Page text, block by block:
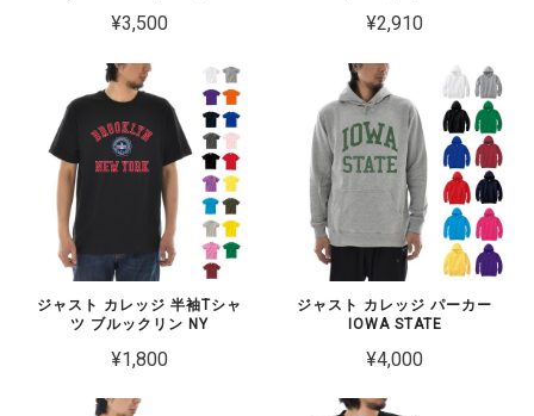
¥3,500 ¥2,910
ジャスト カレッジ 半袖Tシャ
ツ ブルックリン NY
¥1,800
ジャスト カレッジ パーカー
IOWA STATE
¥4,000